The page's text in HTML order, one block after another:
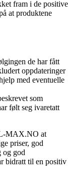
fram i de positive
at produktene
de har fått
oppdateringer
med eventuelle
som
følt seg ivaretatt
MAX.NO at
priser, god
og god
bidratt til en positiv